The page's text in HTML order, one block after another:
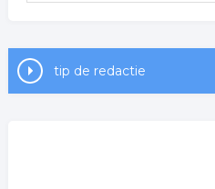
tip de redactie